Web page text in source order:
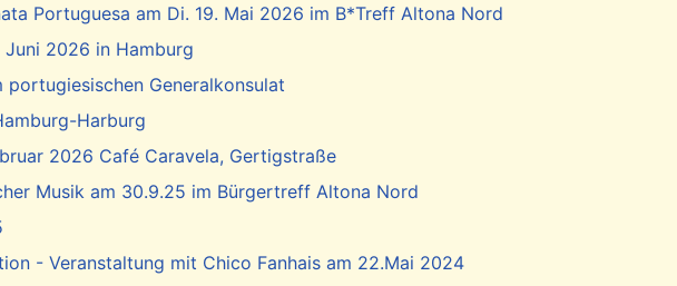
Portuguesa am Di. 19. Mai 2026 im B*Treff Altona Nord
2026 in Hamburg
Generalkonsulat
Harburg
2026 Café Caravela, Gertigstraße
Musik am 30.9.25 im Bürgertreff Altona Nord
- Veranstaltung mit Chico Fanhais am 22.Mai 2024